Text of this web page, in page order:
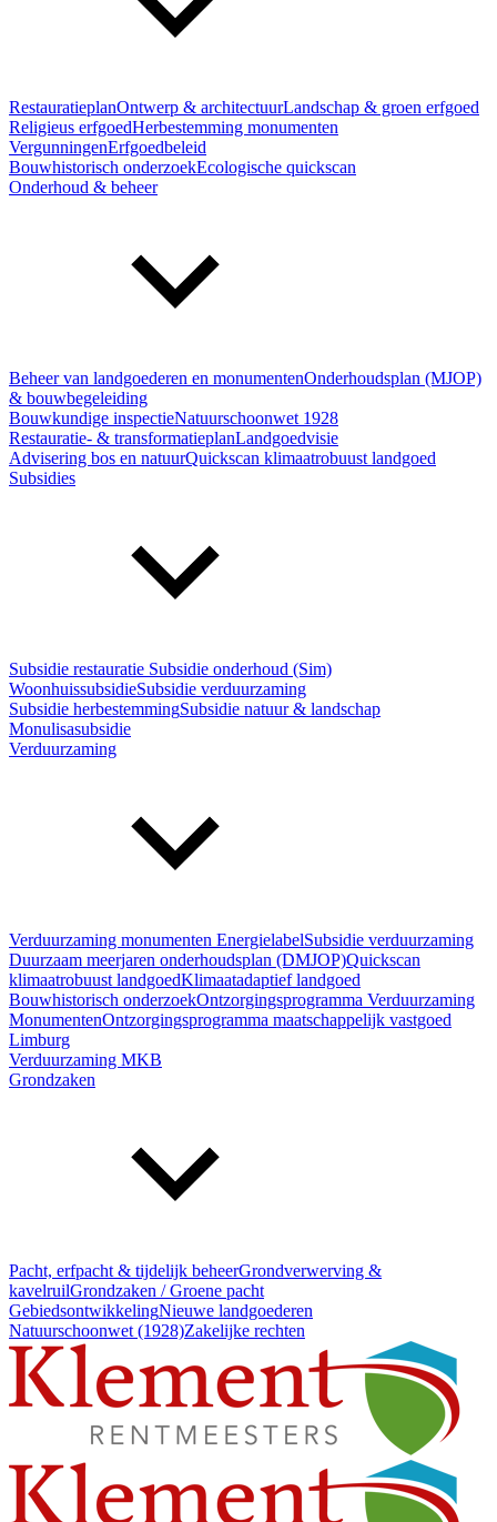
RestauratieplanOntwerp & architectuurLandschap & groen erfgoed
Religieus erfgoedHerbestemming monumenten
VergunningenErfgoedbeleid
Bouwhistorisch onderzoekEcologische quickscan
Onderhoud & beheer
Beheer van landgoederen en monumentenOnderhoudsplan (MJOP)
& bouwbegeleiding
Bouwkundige inspectieNatuurschoonwet 1928
Restauratie- & transformatieplanLandgoedvisie
Advisering bos en natuurQuickscan klimaatrobuust landgoed
Subsidies
Subsidie restauratie Subsidie onderhoud (Sim)
WoonhuissubsidieSubsidie verduurzaming
Subsidie herbestemmingSubsidie natuur & landschap
Monulisasubsidie
Verduurzaming
Verduurzaming monumenten EnergielabelSubsidie verduurzaming
Duurzaam meerjaren onderhoudsplan (DMJOP)Quickscan
klimaatrobuust landgoedKlimaatadaptief landgoed
Bouwhistorisch onderzoekOntzorgingsprogramma Verduurzaming
MonumentenOntzorgingsprogramma maatschappelijk vastgoed
Limburg
Verduurzaming MKB
Grondzaken
Pacht, erfpacht & tijdelijk beheerGrondverwerving &
kavelruilGrondzaken / Groene pacht
GebiedsontwikkelingNieuwe landgoederen
Natuurschoonwet (1928)Zakelijke rechten